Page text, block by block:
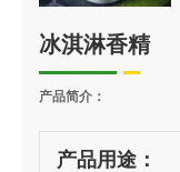
冰淇淋香精
产品简介：
产品用途：